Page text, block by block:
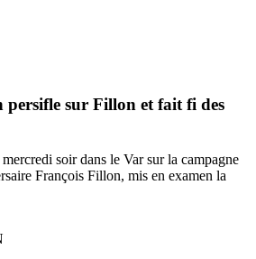
persifle sur Fillon et fait fi des
soir dans le Var sur la campagne
François Fillon, mis en examen la